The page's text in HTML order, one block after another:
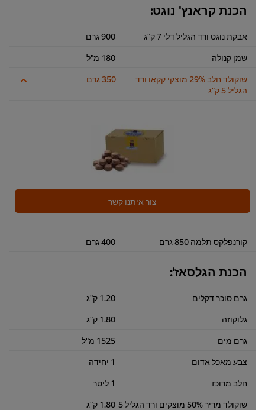
הכנת קראנץ' נוגט:
אבקת נוגט ורד הגליל דלי 7 ק"ג
900 גרם
שמן קנולה
180 מ"ל
שוקולד חלב 29% מוצקי קקאו ורד
הגליל 5 ק"ג
350 גרם
צור איתנו קשר
קורנפלקס תלמה 850 גרם 400 גרם
הכנת הגלסאז':
גרם סוכר דקלים
1.20 ק"ג
גלוקוזה
1.80 ק"ג
גרם מים
1525 מ"ל
צבע מאכל אדום
חלב מרוכז
שוקולד מריר 50% מוצקים ורד הגליל 5 1.80 ק"ג